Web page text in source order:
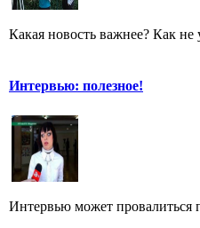
Какая новость важнее? Как
Интервью: полезное!
Интервью может провалиться